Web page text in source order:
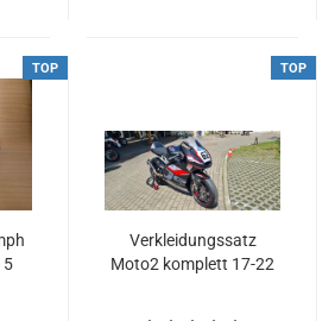
TOP
5
TOP
Verkleidungssatz
Moto2 komplett 17-22